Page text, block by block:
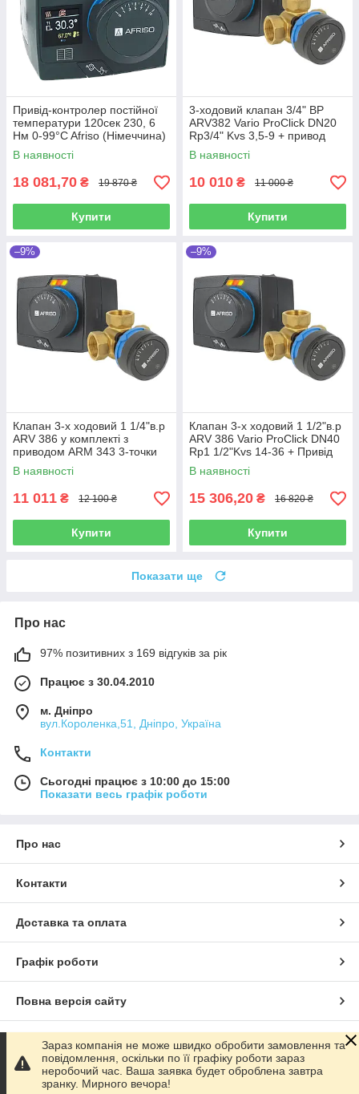
Привід-контролер постійної
температури 120сек 230, 6
Hм 0-99°C Afriso (Німеччина)
В наявності
18 081,70 ₴ 19 870 ₴
Купити
3-ходовий клапан 3/4" ВР
ARV382 Vario ProClick DN20
Rp3/4" Kvs 3,5-9 + привод
ARM 323 Afriso (Німеччина)
В наявності
10 010 ₴ 11 000 ₴
Купити
–9%
Клапан 3-х ходовий 1 1/4"в.р
ARV 386 у комплекті з
приводом ARM 343 3-точки
230В 120 сек Afriso
(Німеччина)
В наявності
11 011 ₴ 12 100 ₴
Купити
–9%
Клапан 3-х ходовий 1 1/2"в.р
ARV 386 Vario ProClick DN40
Rp1 1/2"Kvs 14-36 + Привід
ARM 343 ProClick 120 сек
Afriso (Німеччина)
В наявності
15 306,20 ₴ 16 820 ₴
Купити
Показати ще
Про нас
97% позитивних з 169 відгуків за рік
Працює з 30.04.2010
м. Дніпро
вул.Короленка,51, Дніпро, Україна
Контакти
Сьогодні працює з 10:00 до 15:00
Показати весь графік роботи
Про нас
Контакти
Доставка та оплата
Графік роботи
Повна версія сайту
Сайт створено на маркетплейсіProm.ua
Політика конфіденційності
Зараз компанія не може швидко обробити замовлення та
повідомлення, оскільки по її графіку роботи зараз
неробочий час. Ваша заявка будет оброблена завтра
зранку. Мирного вечора!